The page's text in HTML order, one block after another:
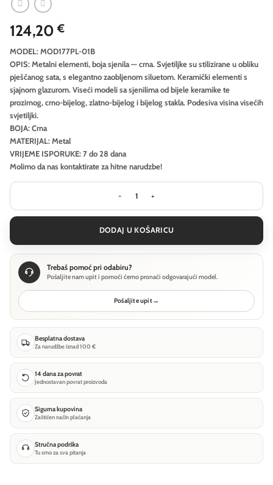
124,20€
MODEL: MOD177PL-01B
OPIS: Metalni elementi, boja sjenila — crna. Svjetiljke su stilizirane u obliku
pješčanog sata, s elegantno zaobljenom siluetom. Keramički elementi s
sjajnom glazurom. Viseći modeli sa sjenilima od bijele keramike te
prozirnog, crno-bijelog, zlatno-bijelog i bijelog stakla. Podesiva visina visećih
svjetiljki.
BOJA: Crna
MATERIJAL: Metal
VRIJEME ISPORUKE: 7 do 28 dana
Molimo da nas kontaktirate za hitne narudzbe!
Viseća svjetiljka Maytoni Memory -
DODAJ U KOŠARICU
Trebaš pomoć pri odabiru?
Pošaljite nam upit i pomoći ćemo pronaći odgovarajući model.
Pošaljite upit→
Besplatna dostava
Za narudžbe iznad 100 €
14 dana za povrat
Jednostavan povrat proizvoda
Sigurna kupovina
Zaštićen način plaćanja
Stručna podrška
Tu smo za sva pitanja